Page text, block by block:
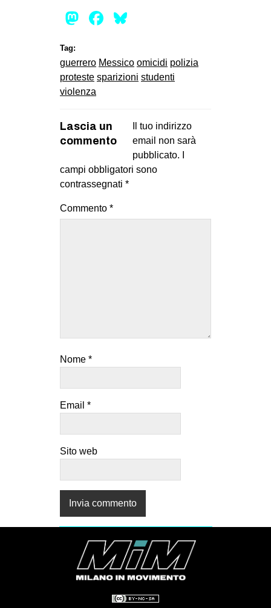
Mastodon
Facebook
Tag:
guerrero Messico omicidi polizia
proteste sparizioni studenti
violenza
Lascia un
commento
Il tuo indirizzo
email non sarà
pubblicato.
campi obbligatori sono
contrassegnati *
Commento *
Nome *
Email *
Sito web